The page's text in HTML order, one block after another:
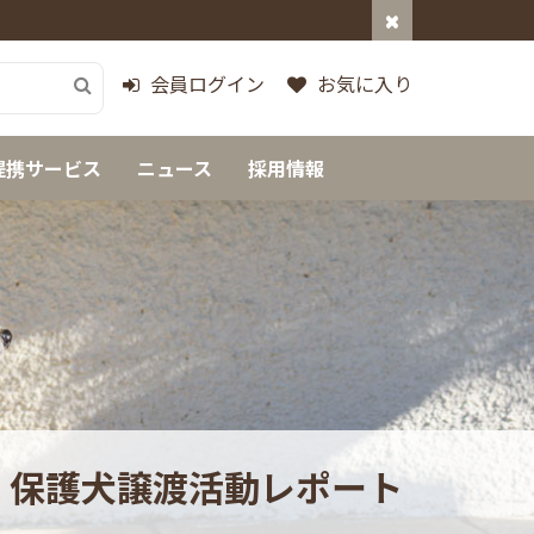
会員ログイン お気に入り
携サービス ニュース 採用情報
保護犬譲渡活動レポート